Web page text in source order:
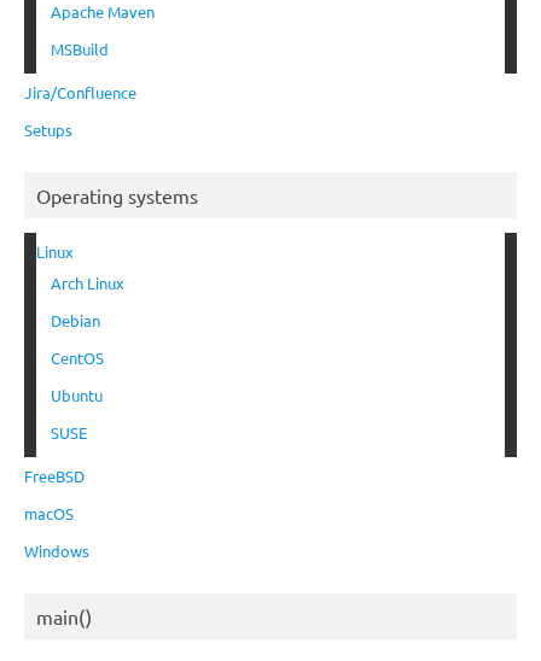
Apache Maven
MSBuild
Jira/Confluence
Setups
Operating systems
Linux
Arch Linux
Debian
CentOS
Ubuntu
SUSE
FreeBSD
macOS
Windows
main()